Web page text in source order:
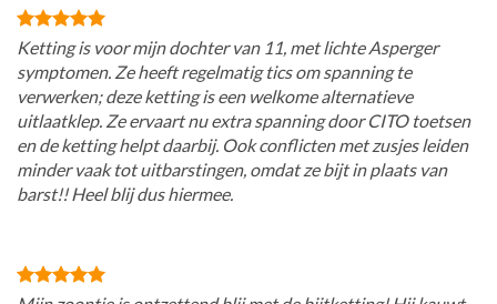
Ketting is voor mijn dochter van 11, met lichte Asperger
symptomen. Ze heeft regelmatig tics om spanning te
verwerken; deze ketting is een welkome alternatieve
uitlaatklep. Ze ervaart nu extra spanning door CITO toetsen
en de ketting helpt daarbij. Ook conflicten met zusjes leiden
minder vaak tot uitbarstingen, omdat ze bijt in plaats van
barst!! Heel blij dus hiermee.